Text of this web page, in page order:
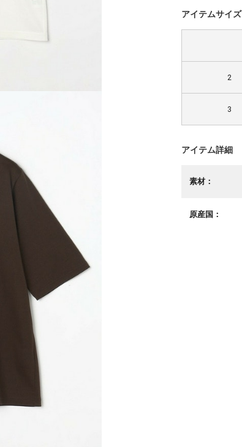
アイテムサイズ
2
3
アイテム詳細
素材：
原産国：